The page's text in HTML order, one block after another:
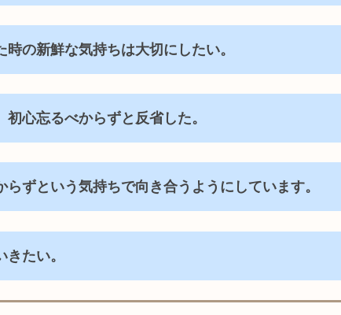
の新鮮な気持ちは大切にしたい。
心忘るべからずと反省した。
ずという気持ちで向き合うようにしています。
たい。